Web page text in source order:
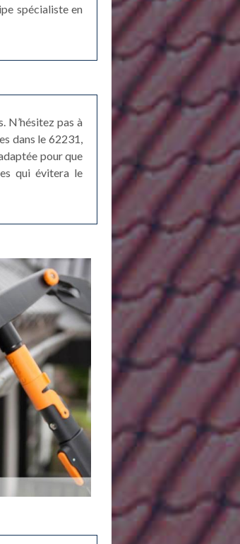
spécialiste en
N’hésitez pas à
dans le 62231,
pour que
qui évitera le